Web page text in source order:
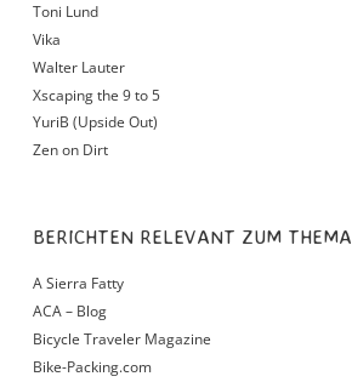
Toni Lund
Vika
Walter Lauter
Xscaping the 9 to 5
YuriB (Upside Out)
Zen on Dirt
BERICHTEN RELEVANT ZUM THEMA
A Sierra Fatty
ACA – Blog
Bicycle Traveler Magazine
Bike-Packing.com